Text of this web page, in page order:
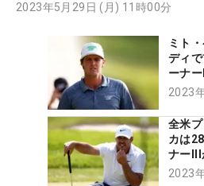
2023年5月29日 (月) 11時00分
ミト
ディ
ーナ
ルフ】
2023
全米
カは
ナーIII
2023